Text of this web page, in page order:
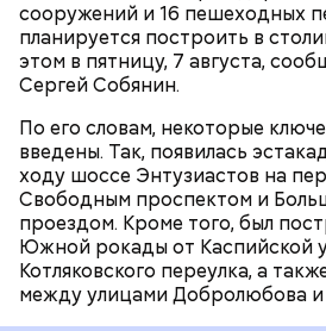
сооружений и 16 пешеходных
планируется построить в
этом в пятницу, 7 августа,
Сергей Собянин.
По его словам, некоторые
введены. Так, появилась
ходу шоссе Энтузиастов на
Свободным проспектом и
проездом. Кроме того, был
Южной рокады от Каспийской
Котляковского переулка, а
между улицами Добролюбова и
связка между МСД и улицей
включая новый путепровод
— Поздравляю Александра и
расположена на пересечении
проспекта и Большого
эстакадой будут проложены
пути в направлении района
которых 2,4 километра были
2026 года.